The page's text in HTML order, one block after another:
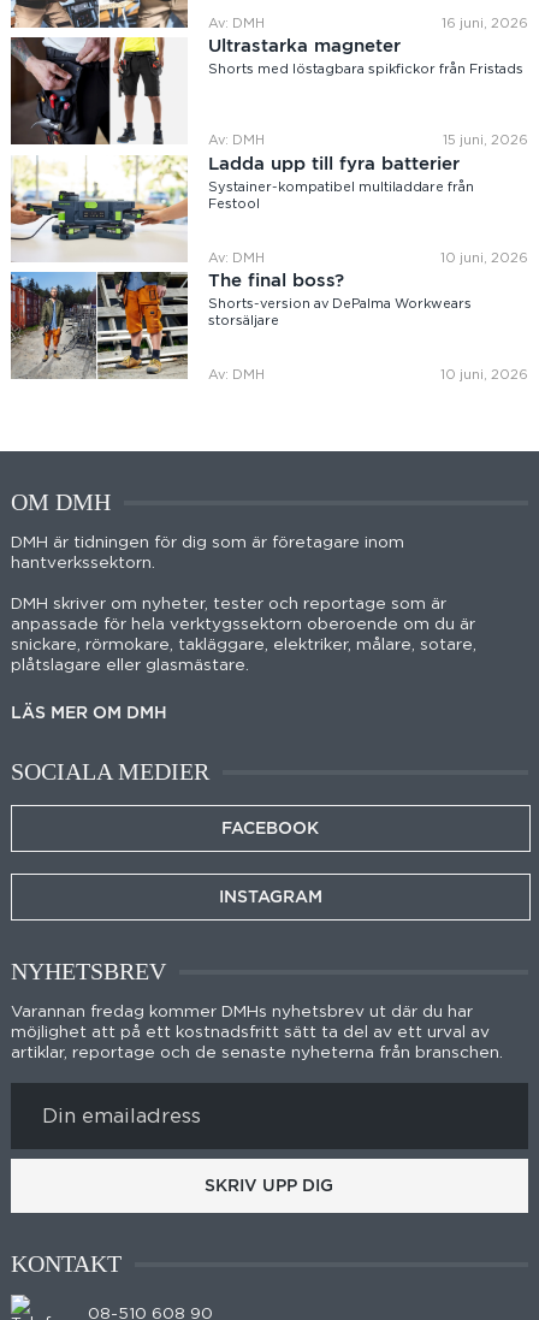
Av: DMH 16 juni, 2026
Ultrastarka magneter
Shorts med löstagbara spikfickor från Fristads
Av: DMH 15 juni, 2026
Ladda upp till fyra batterier
Systainer-kompatibel multiladdare från
Festool
Av: DMH 10 juni, 2026
The final boss?
Shorts-version av DePalma Workwears
storsäljare
Av: DMH 10 juni, 2026
OM DMH
DMH är tidningen för dig som är företagare inom
hantverkssektorn.
DMH skriver om nyheter, tester och reportage som är
anpassade för hela verktygssektorn oberoende om du är
snickare, rörmokare, takläggare, elektriker, målare, sotare,
plåtslagare eller glasmästare.
LÄS MER OM DMH
SOCIALA MEDIER
FACEBOOK
INSTAGRAM
NYHETSBREV
Varannan fredag kommer DMHs nyhetsbrev ut där du har
möjlighet att på ett kostnadsfritt sätt ta del av ett urval av
artiklar, reportage och de senaste nyheterna från branschen.
SKRIV UPP DIG
KONTAKT
08-510 608 90